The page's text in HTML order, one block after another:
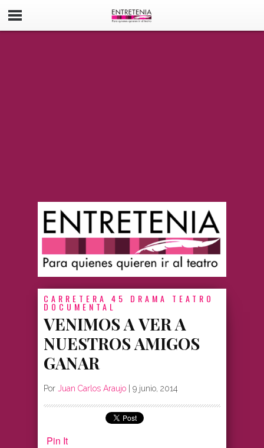
CARRETERA 45 DRAMA TEATRO
DOCUMENTAL
VENIMOS A VER A
NUESTROS AMIGOS
GANAR
Por Juan Carlos Araujo | 9 junio, 2014
Pin It